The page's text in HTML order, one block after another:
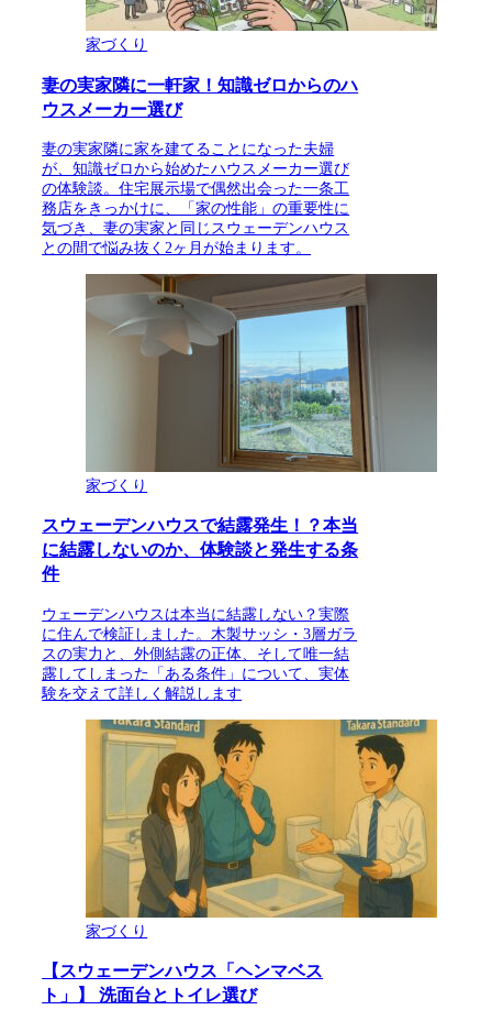
家づくり
妻の実家隣に一軒家！知識ゼロからのハ
ウスメーカー選び
妻の実家隣に家を建てることになった夫婦
が、知識ゼロから始めたハウスメーカー選び
の体験談。住宅展示場で偶然出会った一条工
務店をきっかけに、「家の性能」の重要性に
気づき、妻の実家と同じスウェーデンハウス
との間で悩み抜く2ヶ月が始まります。
家づくり
スウェーデンハウスで結露発生！？本当
に結露しないのか、体験談と発生する条
件
ウェーデンハウスは本当に結露しない？実際
に住んで検証しました。木製サッシ・3層ガラ
スの実力と、外側結露の正体、そして唯一結
露してしまった「ある条件」について、実体
験を交えて詳しく解説します
家づくり
【スウェーデンハウス「ヘンマベス
ト」】 洗面台とトイレ選び